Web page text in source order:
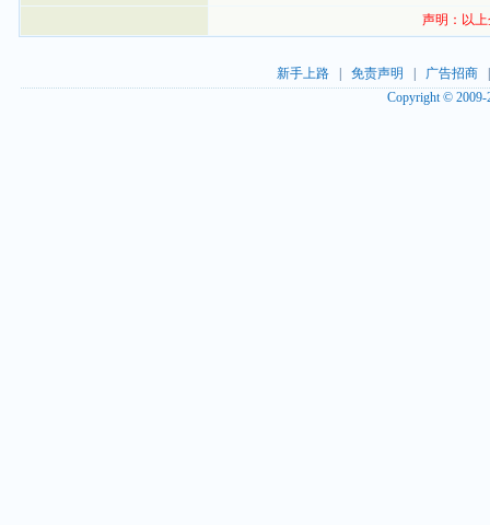
声明：以
新手上路| 免责声明 广告招商
Copyright ©